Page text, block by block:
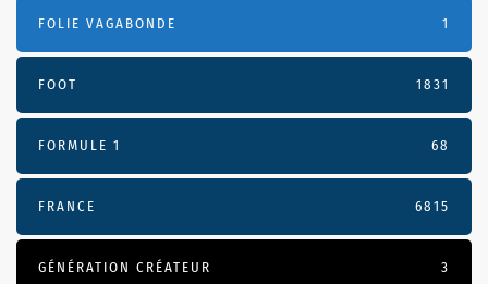
FOLIE VAGABONDE 1
FOOT 1831
FORMULE 1 68
FRANCE 6815
GÉNÉRATION CRÉATEUR 3